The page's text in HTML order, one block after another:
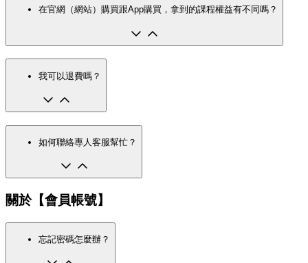
在官網（網站）購買跟App購買，拿到的課程權益有不同嗎？
我可以退費嗎？
如何聯絡專人客服幫忙？
關於【會員帳號】
忘記密碼怎麼辦？